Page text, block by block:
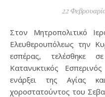
22
Στον Μητροπολιτικό Ιερό Ναό του Αγίου Νικολάου
Ελευθερουπόλεως την
εσπέρας, τελέσθηκε
Κατανυκτικός
ενάρξει της Αγίας
χοροστατούντος του